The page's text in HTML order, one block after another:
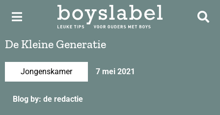
De Kleine Generatie
Jongenskamer 7 mei 2021
Blog by: de redactie